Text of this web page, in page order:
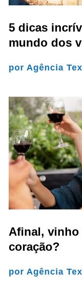
5 dicas
mundo dos
por Agência
Afinal, vinho
coração?
por Agência